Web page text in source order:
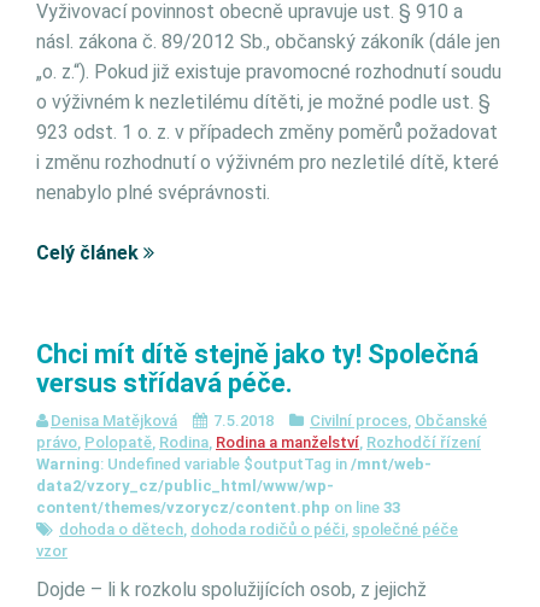
Vyživovací povinnost obecně upravuje ust. § 910 a
násl. zákona č. 89/2012 Sb., občanský zákoník (dále jen
„o. z.“). Pokud již existuje pravomocné rozhodnutí soudu
o výživném k nezletilému dítěti, je možné podle ust. §
923 odst. 1 o. z. v případech změny poměrů požadovat
i změnu rozhodnutí o výživném pro nezletilé dítě, které
nenabylo plné svéprávnosti.
Celý článek
Chci mít dítě stejně jako ty! Společná
versus střídavá péče.
Denisa Matějková 7.5.2018 Civilní proces, Občanské
právo, Polopatě, Rodina, Rodina a manželství, Rozhodčí řízení
Warning: Undefined variable $outputTag in /mnt/web-
data2/vzory_cz/public_html/www/wp-
content/themes/vzorycz/content.php on line 33
dohoda o dětech, dohoda rodičů o péči, společné péče
vzor
Dojde – li k rozkolu spolužijících osob, z jejichž